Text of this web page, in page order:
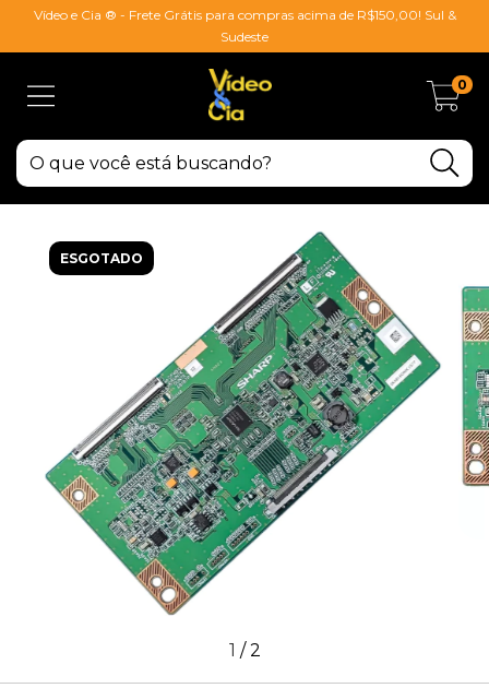
Vídeo e Cia ® - Frete Grátis para compras acima de R$150,00! Sul &
Sudeste
0
ESGOTADO
1 /2